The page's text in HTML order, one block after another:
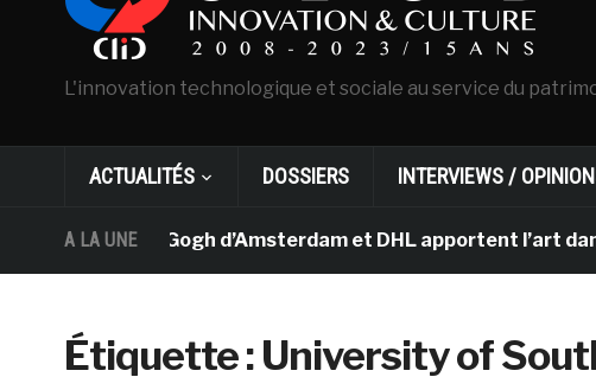
L'innovation technologique et sociale au service du
ACTUALITÉS DOSSIERS INTERVIEWS /
A LA UNE
Van Gogh d’Amsterdam et DHL apportent l’art dans
Étiquette :University of